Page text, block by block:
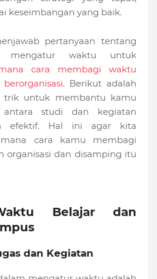
keseimbangan yang baik.
pertanyaan tentang
mengatur waktu untuk
cara membagi waktu
. Berikut adalah
trik untuk membantu kamu
studi dan kegiatan
efektif. Hal ini agar kita
cara kamu membagi
organisasi dan disamping itu
Belajar dan
dan Kegiatan